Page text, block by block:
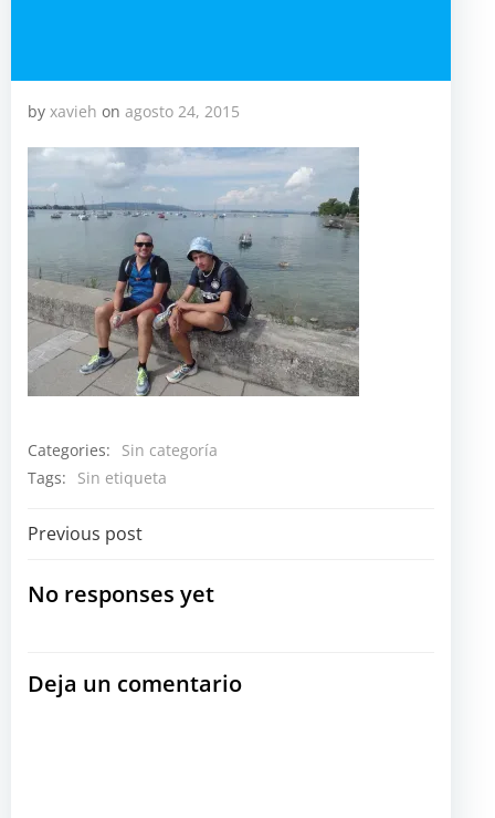
by xavieh on agosto 24, 2015
Categories:
Sin categoría
Tags:
Sin etiqueta
Navegación
por
entradas
Previous post
No responses yet
Deja un comentario